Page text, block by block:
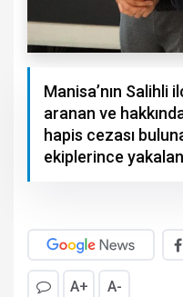
Manisa’nın
aranan ve
hapis cezası
ekiplerince
A+ A-